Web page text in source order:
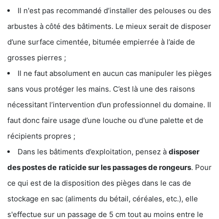
Il n'est pas recommandé d’installer des pelouses ou des
arbustes à côté des bâtiments. Le mieux serait de disposer
d’une surface cimentée, bitumée empierrée à l’aide de
grosses pierres ;
Il ne faut absolument en aucun cas manipuler les pièges
sans vous protéger les mains. C’est là une des raisons
nécessitant l’intervention d’un professionnel du domaine. Il
faut donc faire usage d’une louche ou d'une palette et de
récipients propres ;
Dans les bâtiments d’exploitation, pensez à disposer
des postes de raticide sur les passages de rongeurs. Pour
ce qui est de la disposition des pièges dans le cas de
stockage en sac (aliments du bétail, céréales, etc.), elle
s'effectue sur un passage de 5 cm tout au moins entre le